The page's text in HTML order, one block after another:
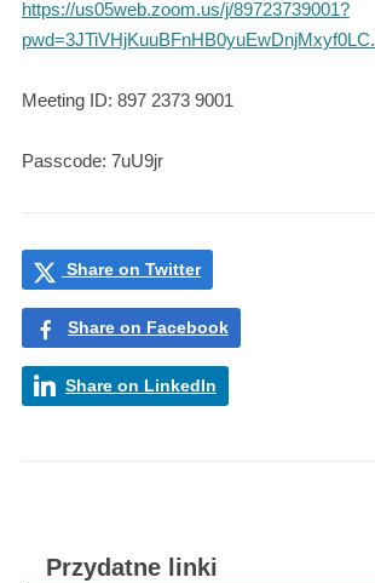
https://us05web.zoom.us/j/89723739001?
Meeting ID: 897 2373 9001
Passcode: 7uU9jr
Share on Twitter
Share on Facebook
Share on LinkedIn
Przydatne linki